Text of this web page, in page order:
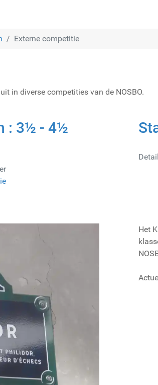
Externe competitie
in diverse competities van de NOSBO.
: 3½ - 4½
Het